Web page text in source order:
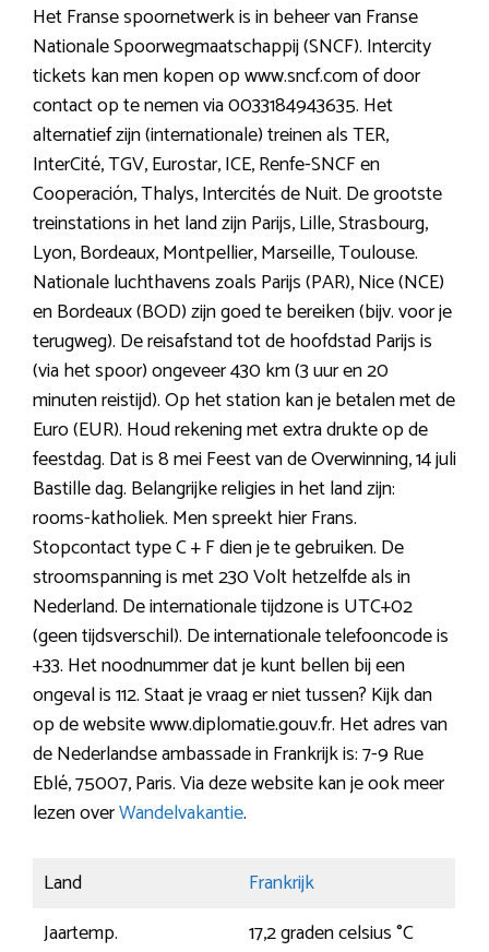
Het Franse spoornetwerk is in beheer van Franse
Nationale Spoorwegmaatschappij (SNCF). Intercity
tickets kan men kopen op www.sncf.com of door
contact op te nemen via 0033184943635. Het
alternatief zijn (internationale) treinen als TER,
InterCité, TGV, Eurostar, ICE, Renfe-SNCF en
Cooperación, Thalys, Intercités de Nuit. De grootste
treinstations in het land zijn Parijs, Lille, Strasbourg,
Lyon, Bordeaux, Montpellier, Marseille, Toulouse.
Nationale luchthavens zoals Parijs (PAR), Nice (NCE)
en Bordeaux (BOD) zijn goed te bereiken (bijv. voor je
terugweg). De reisafstand tot de hoofdstad Parijs is
(via het spoor) ongeveer 430 km (3 uur en 20
minuten reistijd). Op het station kan je betalen met de
Euro (EUR). Houd rekening met extra drukte op de
feestdag. Dat is 8 mei Feest van de Overwinning, 14 juli
Bastille dag. Belangrijke religies in het land zijn:
rooms-katholiek. Men spreekt hier Frans.
Stopcontact type C + F dien je te gebruiken. De
stroomspanning is met 230 Volt hetzelfde als in
Nederland. De internationale tijdzone is UTC+02
(geen tijdsverschil). De internationale telefooncode is
+33. Het noodnummer dat je kunt bellen bij een
ongeval is 112. Staat je vraag er niet tussen? Kijk dan
op de website www.diplomatie.gouv.fr. Het adres van
de Nederlandse ambassade in Frankrijk is: 7-9 Rue
Eblé, 75007, Paris. Via deze website kan je ook meer
lezen overWandelvakantie.
Land
Frankrijk
Jaartemp.
17,2 graden celsius °C